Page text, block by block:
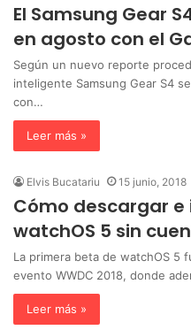
El Samsung Gear
en agosto con el
Según un nuevo reporte
inteligente Samsung Gear S4
con…
Leer más »
Elvis Bucatariu 15 junio, 2018
Cómo descargar
watchOS 5 sin
La primera beta de watchOS 5
evento WWDC 2018, donde
Leer más »